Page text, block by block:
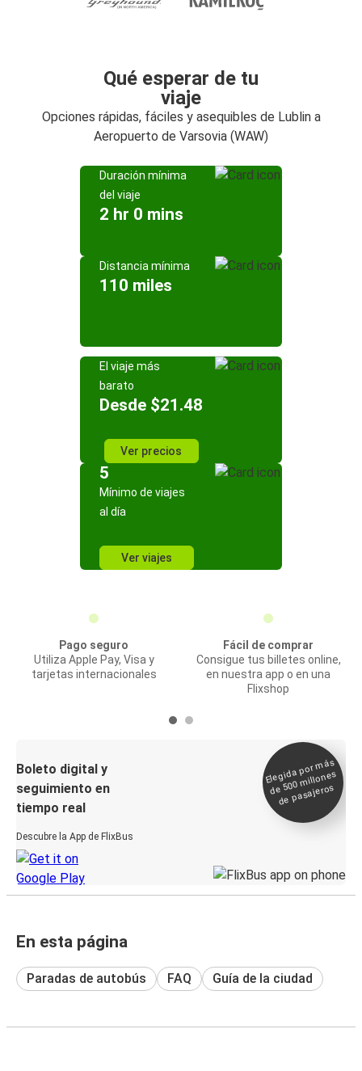
Qué esperar de tu
viaje
Opciones rápidas, fáciles y asequibles de Lublin a
Aeropuerto de Varsovia (WAW)
Duración mínima
del viaje
2 hr 0 mins
Distancia mínima
110 miles
El viaje más
barato
Desde $21.48
Ver precios
5
Mínimo de viajes
al día
Ver viajes
Pago seguro
Utiliza Apple Pay, Visa y
tarjetas internacionales
Fácil de comprar
Consigue tus billetes online,
en nuestra app o en una
Flixshop
Boleto digital y
seguimiento en
tiempo real
Descubre la App de FlixBus
Elegida por
más
de 500
millones
de pasajeros
En esta página
Paradas de autobús FAQ Guía de la ciudad